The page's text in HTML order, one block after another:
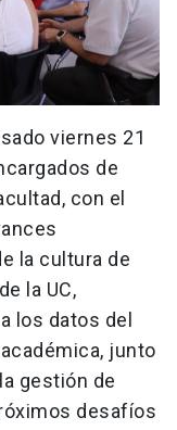
viernes 21
de
con el
la cultura de
la UC,
los datos del
junto
gestión de
desafíos